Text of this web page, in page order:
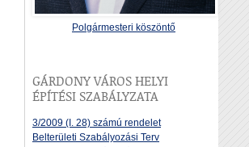
Polgármesteri köszöntő
GÁRDONY VÁROS HELYI
ÉPÍTÉSI SZABÁLYZATA
3/2009 (I. 28) számú rendelet
Belterületi Szabályozási Terv